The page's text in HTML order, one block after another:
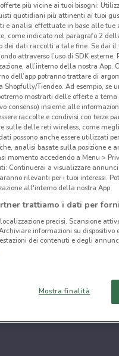
più vicine ai tuoi bisogni:
quotidiani più attinenti ai tuoi
e analisi effettuate in base alle
come indicato nel paragrafo 2
dei dati raccolti a tale fine. Se dai
attraverso l’uso di SDK
all’interno della nostra App.
dell’app potranno trattare di
Shopfully/Tiendeo. Ad esempio,
mostrarti delle offerte a
consenso) insieme alle
raccolte e condivisi con terze
sulle delle reti wireless, come
possono anche essere utilizzati
analisi basate sulla posizione e
momento accedendo a Menu >
Continuerai a visualizzare
rilevanti per i tuoi interessi.
all'interno della nostra App.
trattiamo i dati per
precisi. Scansione
informazioni su
dei contenuti e degli
Mostra finalità